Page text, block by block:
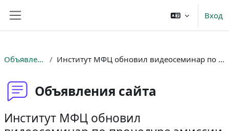
Вход
Объявления сайта Институт МФЦ обновил видеосеминар по процедуре эмиссии ценных бумаг
Объявления сайта
Институт МФЦ обновил